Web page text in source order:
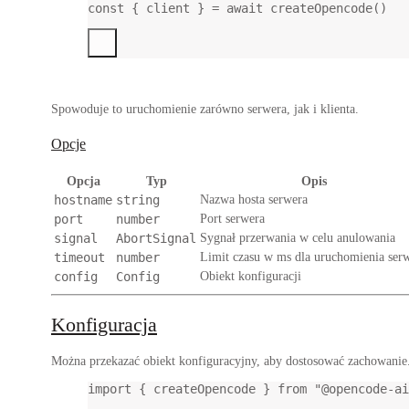
const { client } = await createOpencode()
Spowoduje to uruchomienie zarówno serwera, jak i klienta.
Opcje
Opcja Typ Opis
hostname string Nazwa hosta serwera
port number Port serwera
signal AbortSignal Sygnał przerwania w celu anulowania
timeout number Limit czasu w ms dla uruchomienia
config Config Obiekt konfiguracji
Konfiguracja
Można przekazać obiekt konfiguracyjny, aby dostosować
import { createOpencode } from "@opencode-